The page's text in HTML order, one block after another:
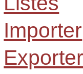
Importer